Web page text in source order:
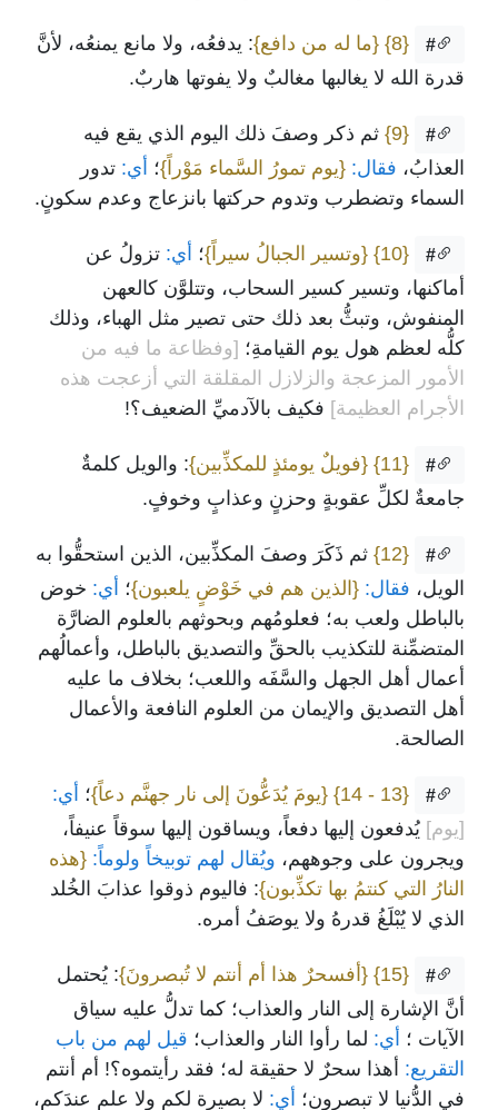
#
{8} {ما له من دافع}: يدفعُه، ولا مانع يمنعُه، لأنَّ
قدرة الله لا يغالبها مغالبٌ ولا يفوتها هاربٌ.
#
{9}
ثم ذكر وصفَ ذلك اليوم الذي يقع فيه
العذابُ، فقال: {يوم تمورُ السَّماء مَوْراً}؛ أي: تدور
السماء وتضطرب وتدوم حركتها بانزعاج وعدم سكونٍ.
#
{10} {وتسير الجبالُ سيراً}؛ أي: تزولُ عن
أماكنها، وتسير كسير السحاب، وتتلوَّن كالعهن
المنفوش، وتبثُّ بعد ذلك حتى تصير مثل الهباء، وذلك
كلُّه لعظم هول يوم القيامةِ؛ [وفظاعة ما فيه من
الأمور المزعجة والزلازل المقلقة التي أزعجت هذه
الأجرام العظيمة] فكيف بالآدميِّ الضعيف؟!
#
{11} {فويلٌ يومئذٍ للمكذِّبين}: والويل كلمةٌ
جامعةٌ لكلِّ عقوبةٍ وحزنٍ وعذابٍ وخوفٍ.
#
{12}
ثم ذَكَرَ وصفَ المكذِّبين، الذين استحقُّوا به
الويل، فقال: {الذين هم في خَوْضٍ يلعبون}؛ أي: خوض
بالباطل ولعب به؛ فعلومُهم وبحوثهم بالعلوم الضارَّة
المتضمِّنة للتكذيب بالحقِّ والتصديق بالباطل، وأعمالُهم
أعمال أهل الجهل والسَّفَه واللعب؛ بخلاف ما عليه
أهل التصديق والإيمان من العلوم النافعة والأعمال
الصالحة.
#
{13 - 14} {يومَ يُدَعُّونَ إلى نار جهنَّم دعاً}؛ أي:
[يوم] يُدفعون إليها دفعاً، ويساقون إليها سوقاً عنيفاً،
ويجرون على وجوههم، ويُقال لهم توبيخاً ولوماً: {هذه
النارُ التي كنتمُ بها تكذِّبون}: فاليوم ذوقوا عذابَ الخُلد
الذي لا يُبْلَغُ قدرهُ ولا يوصَفُ أمره.
#
{15} {أفسحرٌ هذا أم أنتم لا تُبصرونَ}: يُحتمل
أنَّ الإشارة إلى النار والعذاب؛ كما تدلُّ عليه سياق
الآيات ؛ أي: لما رأوا النار والعذاب؛ قيل لهم من باب
التقريع: أهذا سحرٌ لا حقيقة له؛ فقد رأيتموه؟! أم أنتم
في الدُّنيا لا تبصرون؛ أي: لا بصيرة لكم ولا علم عندَكم،